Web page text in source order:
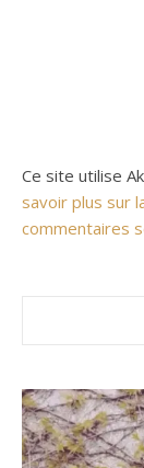
Ce site utilise
savoir plus sur
commentaires